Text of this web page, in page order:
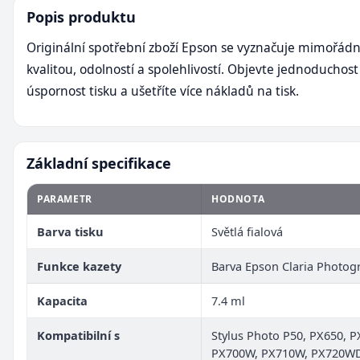
Popis produktu
Originální spotřební zboží Epson se vyznačuje
kvalitou, odolností a spolehlivostí. Objevte
úspornost tisku a ušetříte více nákladů na tisk.
Základní specifikace
PARAMETR HODNOTA
Barva tisku Světlá fialová
Funkce kazety Barva Epson Claria
Kapacita 7.4 ml
Kompatibilní s
Stylus Photo P50, PX650,
PX700W, PX710W,